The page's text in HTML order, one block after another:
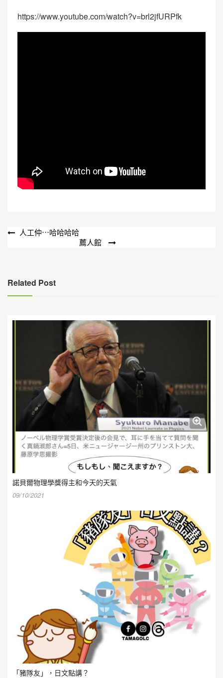
https://www.youtube.com/watch?v=brl2jfURPfk
文
覽
人工仲⋯哈哈哈哈
薦人館
Related Post
諾貝爾物理學獎得主和今天的天氣
09/10/2021
「豬隊友」，日文點講？